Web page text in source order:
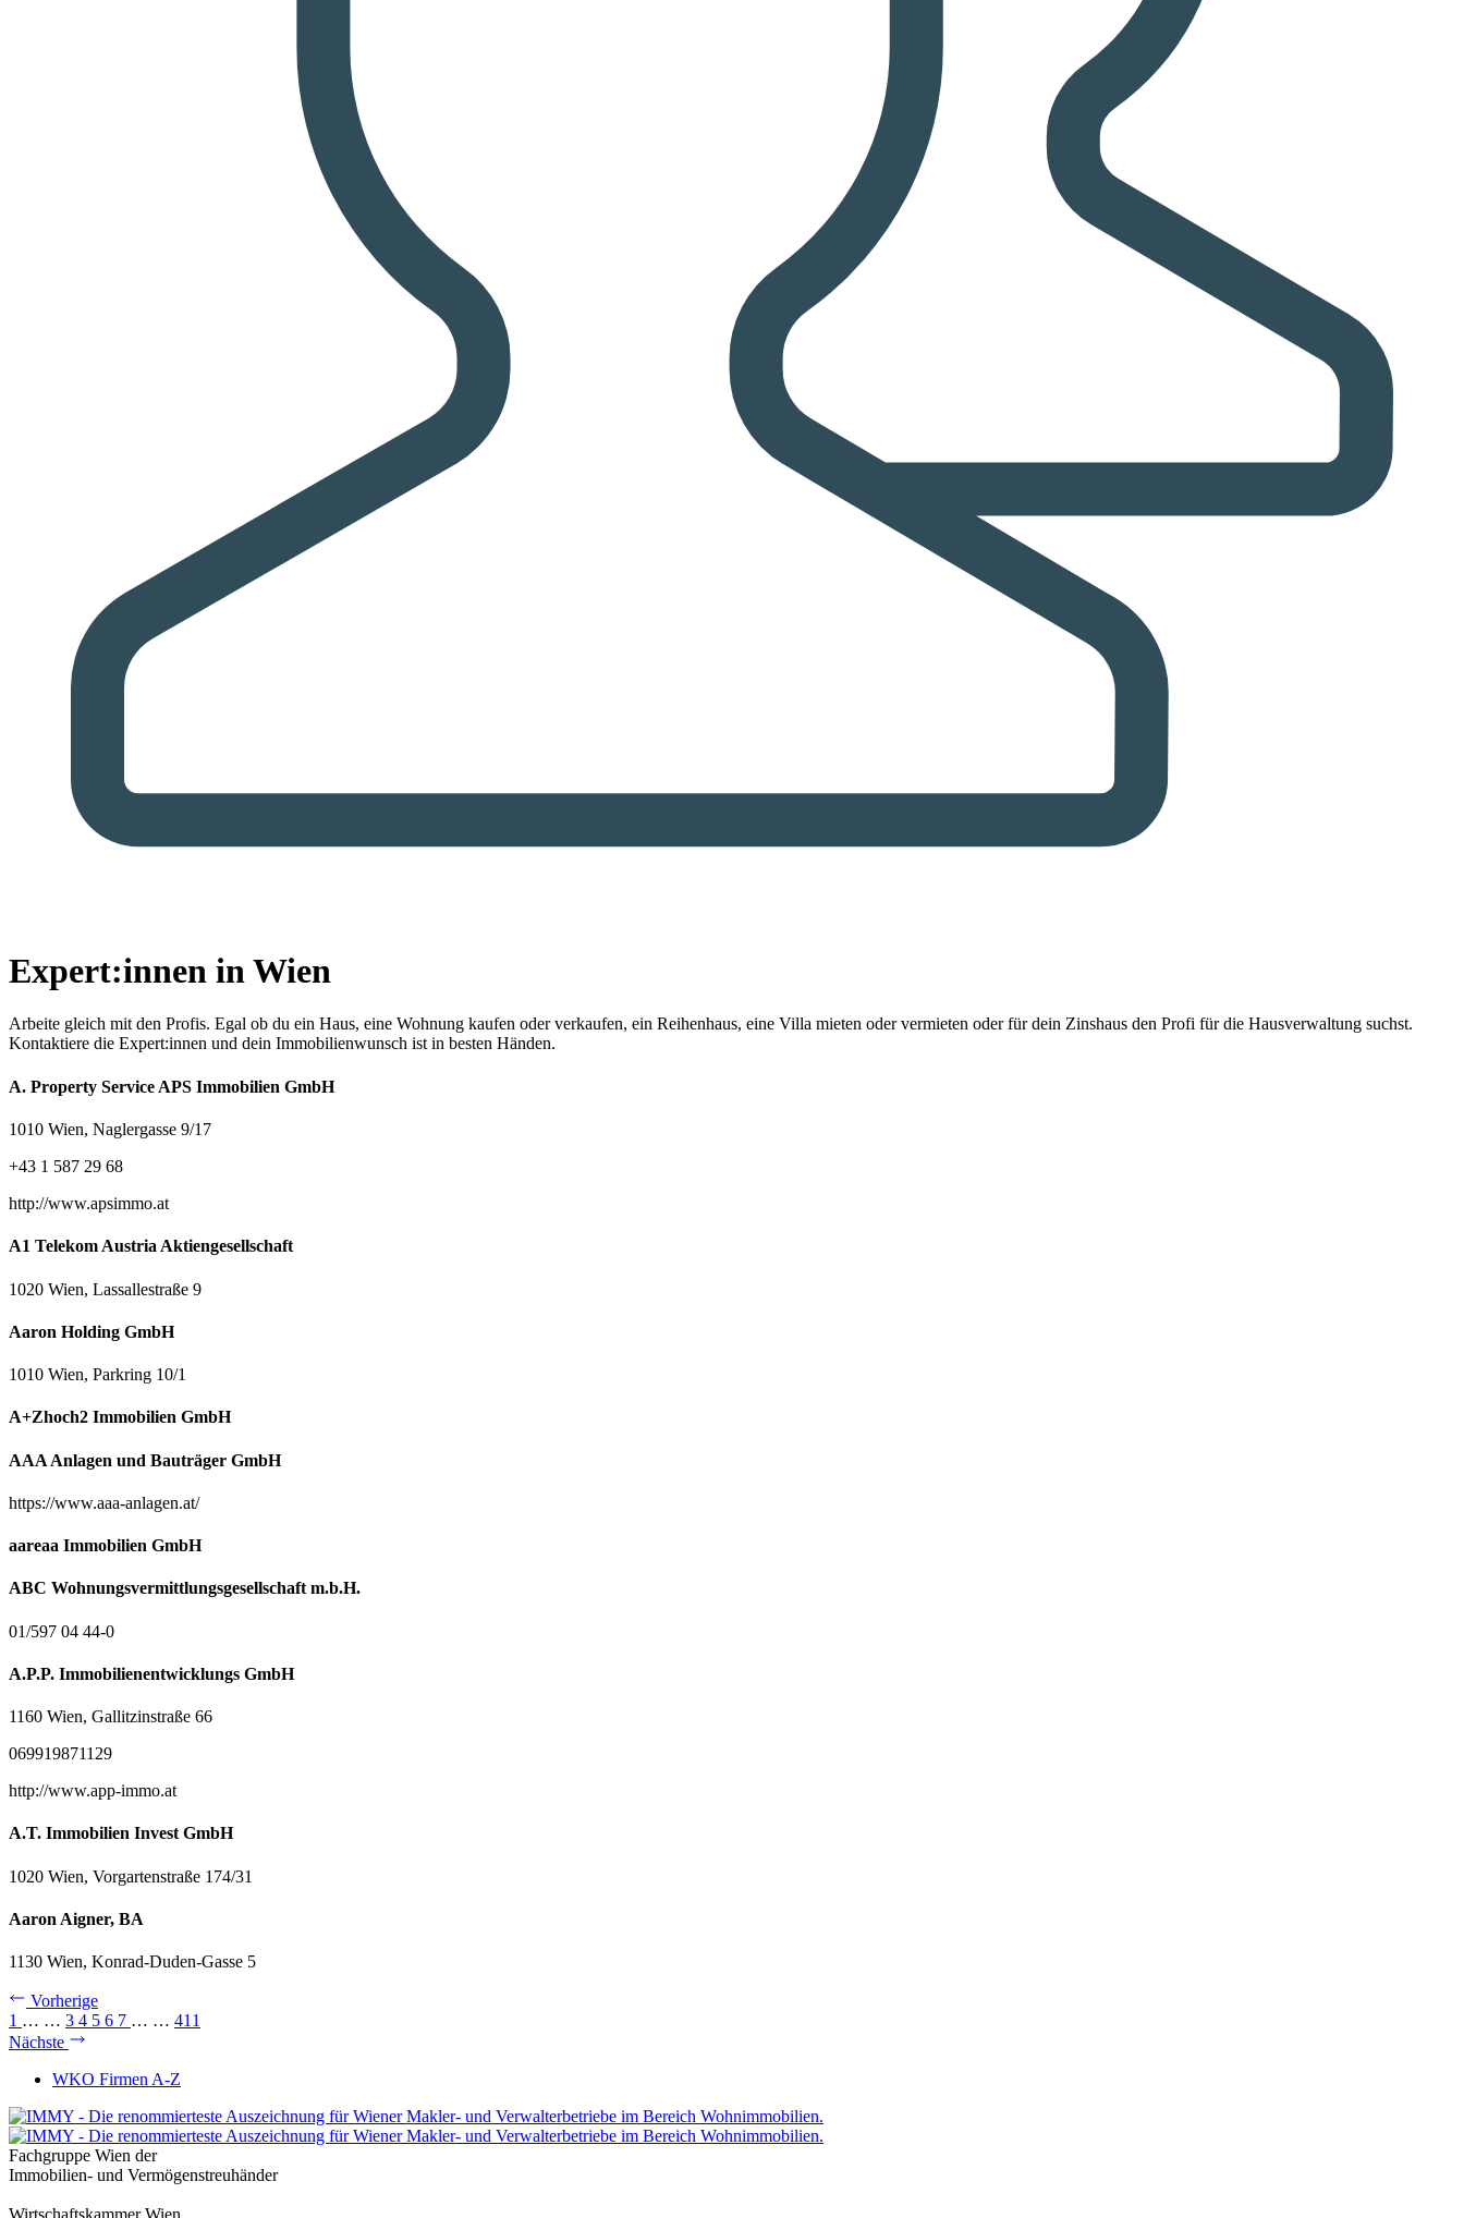
Expert:innen in Wien
Arbeite gleich mit den Profis. Egal ob du ein Haus, eine Wohnung kaufen oder verkaufen, ein Reihenhaus, eine Villa mieten oder vermieten oder für dein Zinshaus den Profi für die Hausverwaltung suchst.
Kontaktiere die Expert:innen und dein Immobilienwunsch ist in besten Händen.
A. Property Service APS Immobilien GmbH
1010 Wien, Naglergasse 9/17
+43 1 587 29 68
http://www.apsimmo.at
A1 Telekom Austria Aktiengesellschaft
1020 Wien, Lassallestraße 9
Aaron Holding GmbH
1010 Wien, Parkring 10/1
A+Zhoch2 Immobilien GmbH
AAA Anlagen und Bauträger GmbH
https://www.aaa-anlagen.at/
aareaa Immobilien GmbH
ABC Wohnungsvermittlungsgesellschaft m.b.H.
01/597 04 44-0
A.P.P. Immobilienentwicklungs GmbH
1160 Wien, Gallitzinstraße 66
069919871129
http://www.app-immo.at
A.T. Immobilien Invest GmbH
1020 Wien, Vorgartenstraße 174/31
Aaron Aigner, BA
1130 Wien, Konrad-Duden-Gasse 5
Vorherige
1 … … 3 4 5 6 7 … … 411
Nächste
WKO Firmen A-Z
Fachgruppe Wien der
Immobilien- und Vermögenstreuhänder